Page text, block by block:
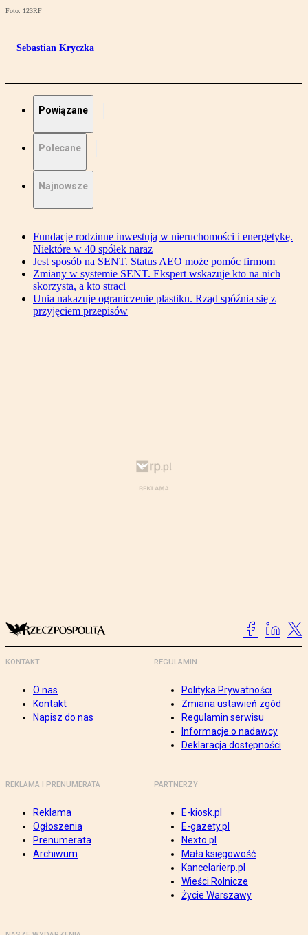
Foto: 123RF
Sebastian Kryczka
Powiązane
Polecane
Najnowsze
Fundacje rodzinne inwestują w nieruchomości i energetykę.
Niektóre w 40 spółek naraz
Jest sposób na SENT. Status AEO może pomóc firmom
Zmiany w systemie SENT. Ekspert wskazuje kto na nich
skorzysta, a kto straci
Unia nakazuje ograniczenie plastiku. Rząd spóźnia się z
przyjęciem przepisów
KONTAKT
O nas
Kontakt
Napisz do nas
REGULAMIN
Polityka Prywatności
Zmiana ustawień zgód
Regulamin serwisu
Informacje o nadawcy
Deklaracja dostępności
REKLAMA I PRENUMERATA
Reklama
Ogłoszenia
Prenumerata
Archiwum
PARTNERZY
E-kiosk.pl
E-gazety.pl
Nexto.pl
Mała księgowość
Kancelarierp.pl
Wieści Rolnicze
Życie Warszawy